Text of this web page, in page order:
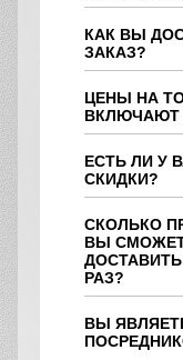
КАК ВЫ
ЗАКАЗ?
ЦЕНЫ НА
ВКЛЮЧАЮТ
ЕСТЬ ЛИ У
СКИДКИ?
СКОЛЬКО
ВЫ
РАЗ?
ВЫ